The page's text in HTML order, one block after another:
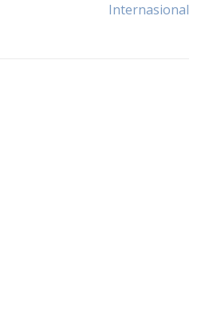
Internasional